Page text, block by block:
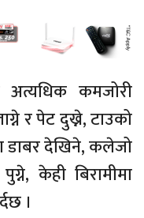
कमजोरी
र पेट दुख्ने, टाउको
डाबर देखिने, कलेजो
केही बिरामीमा
।